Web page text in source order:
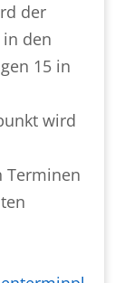
der
den
15 in
wird
Terminen